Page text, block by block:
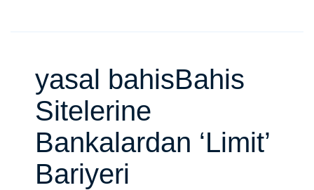
yasal bahisBahis
Sitelerine
Bankalardan ‘Limit’
Bariyeri